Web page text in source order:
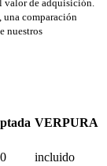
valor de adquisición.
una comparación
nuestros
VERPURA
incluido